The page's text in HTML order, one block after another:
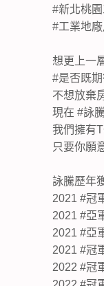
#新北桃
#工業地
想更上一
#是否既
不想放棄
現在 #詠
我們擁有
只要你願
詠騰歷年
2021 #冠
2021 #亞
2021 #亞
2021 #冠
2022 #冠